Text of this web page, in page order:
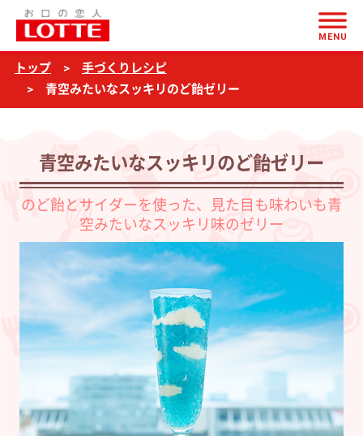
青
空
み
た
ス
ッ
キ
ど
飴
ゼ
ー
MENU
トップ
手づくりレシピ
青空みたいなスッキリのど飴ゼリー
青空みたいなスッキリのど飴ゼリー
のど飴とサイダーを使った、見た目も味わいも青
空みたいなスッキリ味のゼリー